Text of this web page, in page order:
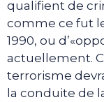
qualifient de
comme ce fut
1990, ou
actuellement.
terrorisme
la conduite de